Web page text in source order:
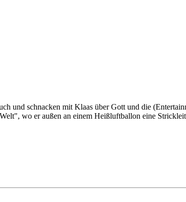
und schnacken mit Klaas über Gott und die
wo er außen an einem Heißluftballon eine